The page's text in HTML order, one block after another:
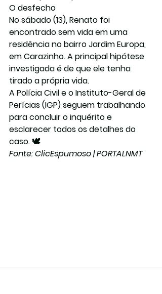
O desfecho
No sábado (13), Renato foi
encontrado sem vida em uma
residência no bairro Jardim Europa,
em Carazinho. A principal hipótese
investigada é de que ele tenha
tirado a própria vida.
A Polícia Civil e o Instituto-Geral de
Perícias (IGP) seguem trabalhando
para concluir o inquérito e
esclarecer todos os detalhes do
caso. 🕊️
Fonte: ClicEspumoso | PORTALNMT